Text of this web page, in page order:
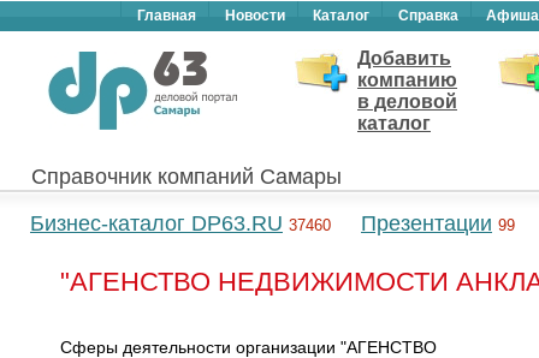
Главная Новости Каталог Справка Афиша
Добавить
компанию
в деловой
каталог
Справочник компаний Самары
Бизнес-каталог DP63.RU 37460 Презентации 99
"АГЕНСТВО НЕДВИЖИМОСТИ
Сферы деятельности организации "АГЕНСТВО